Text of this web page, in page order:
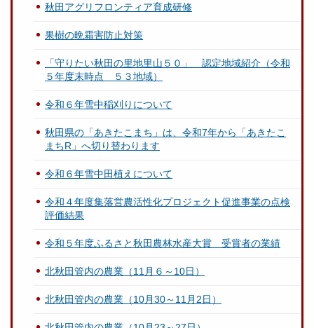
秋田アグリフロンティア育成研修
果樹の晩霜害防止対策
「守りたい秋田の里地里山５０」 認定地域紹介（令和
５年度末時点 ５３地域）
令和６年雪中稲刈りについて
秋田県の「あきたこまち」は、令和7年から「あきたこ
まちR」へ切り替わります
令和６年雪中田植えについて
令和４年度集落営農活性化プロジェクト促進事業の点検
評価結果
令和５年度ふるさと秋田農林水産大賞 受賞者の業績
北秋田管内の農業（11月６～10日）
北秋田管内の農業（10月30～11月2日）